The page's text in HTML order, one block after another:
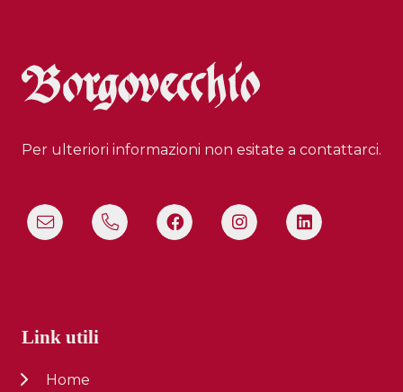
Per ulteriori informazioni non esitate a contattarci.
Link utili
Home